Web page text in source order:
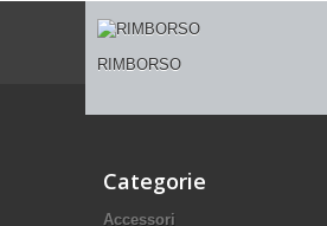
RIMBORSO
Categorie
Accessori